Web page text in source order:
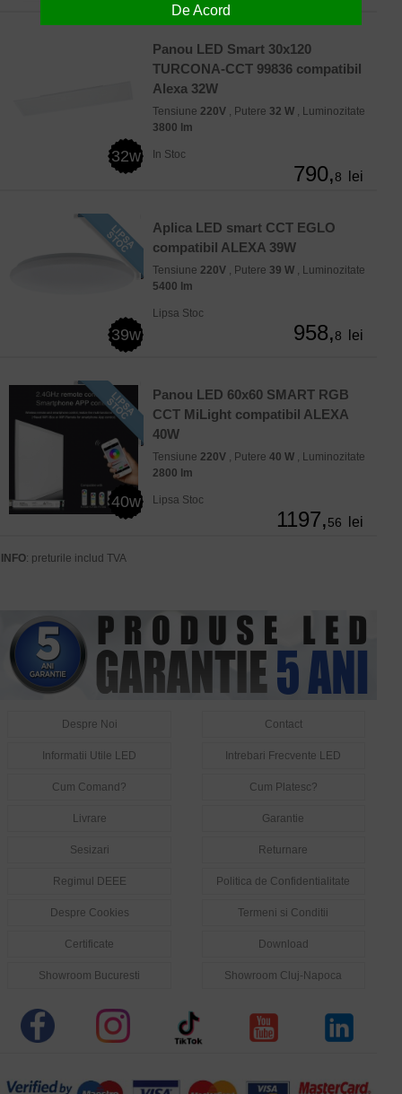
32w
Panou LED Smart 30x120
TURCONA-CCT 99836 compatibil
Alexa 32W
Tensiune 220V , Putere 32 W , Luminozitate
3800 lm
In Stoc
790,8 lei
39w
Aplica LED smart CCT EGLO
compatibil ALEXA 39W
Tensiune 220V , Putere 39 W , Luminozitate
5400 lm
Lipsa Stoc
958,8 lei
40w
Panou LED 60x60 SMART RGB
CCT MiLight compatibil ALEXA
40W
Tensiune 220V , Putere 40 W , Luminozitate
2800 lm
Lipsa Stoc
1197,56 lei
INFO: preturile includ TVA
Despre Noi Contact
Informatii Utile LED Intrebari Frecvente LED
Cum Comand? Cum Platesc?
Livrare Garantie
Sesizari Returnare
Regimul DEEE Politica de Confidentialitate
Despre Cookies Termeni si Conditii
Certificate Download
Showroom Bucuresti Showroom Cluj-Napoca
De Acord